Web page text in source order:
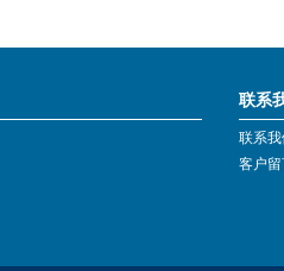
联系
联系我
客户